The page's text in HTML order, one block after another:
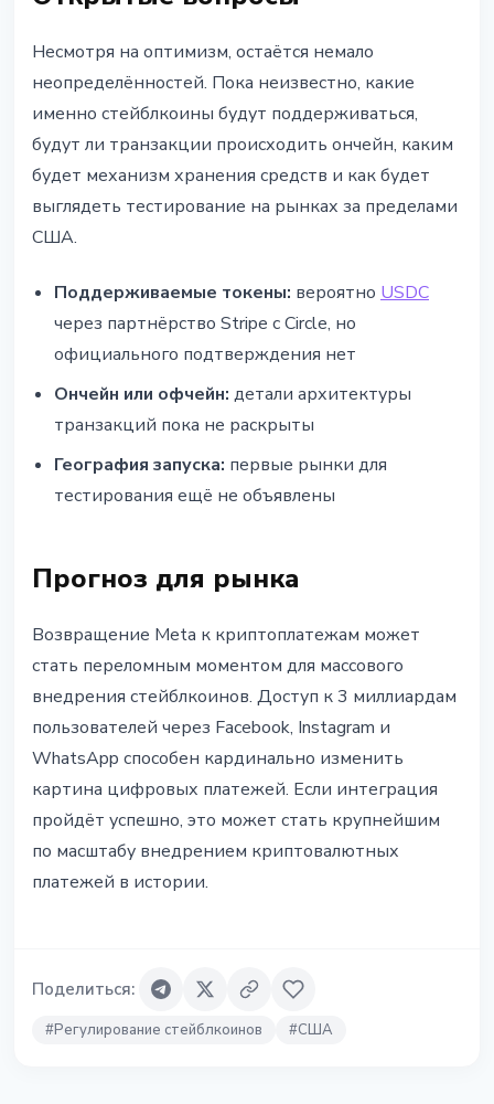
Несмотря на оптимизм, остаётся немало
неопределённостей. Пока неизвестно, какие
именно стейблкоины будут поддерживаться,
будут ли транзакции происходить ончейн, каким
будет механизм хранения средств и как будет
выглядеть тестирование на рынках за пределами
США.
Поддерживаемые токены: вероятно USDC
через партнёрство Stripe с Circle, но
официального подтверждения нет
Ончейн или офчейн: детали архитектуры
транзакций пока не раскрыты
География запуска: первые рынки для
тестирования ещё не объявлены
Прогноз для рынка
Возвращение Meta к криптоплатежам может
стать переломным моментом для массового
внедрения стейблкоинов. Доступ к 3 миллиардам
пользователей через Facebook, Instagram и
WhatsApp способен кардинально изменить
картина цифровых платежей. Если интеграция
пройдёт успешно, это может стать крупнейшим
по масштабу внедрением криптовалютных
платежей в истории.
Поделиться:
#Регулирование стейблкоинов #США